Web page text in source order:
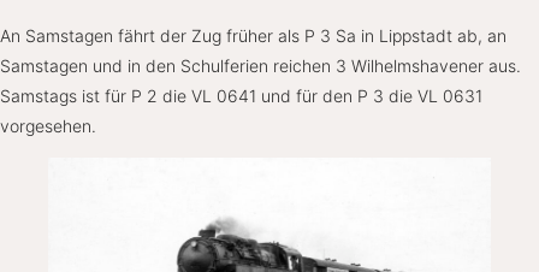
An Samstagen fährt der Zug früher als P 3 Sa in Lippstadt ab, an
Samstagen und in den Schulferien reichen 3 Wilhelmshavener aus.
Samstags ist für P 2 die VL 0641 und für den P 3 die VL 0631
vorgesehen.